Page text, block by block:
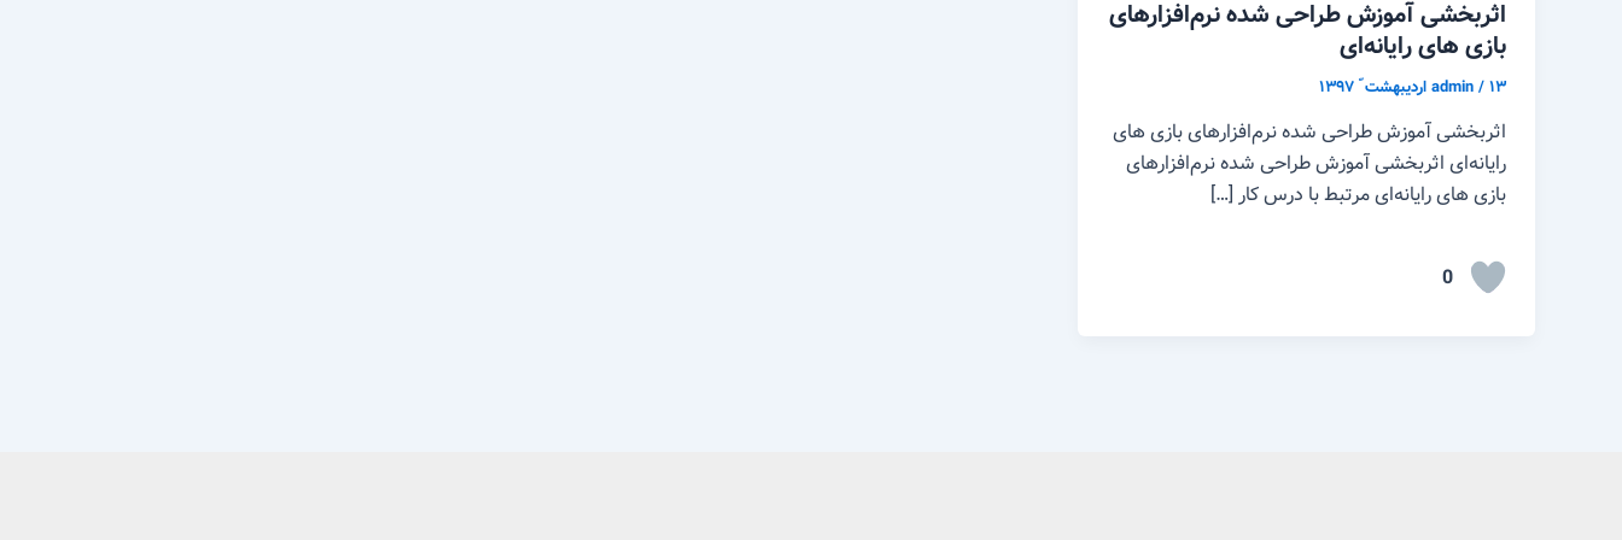
اثربخشی آموزش طراحی شده نرم‌افزارهای
بازی های رایانه‌ای
admin/۱۳ اردیبهشت ّ ۱۳۹۷
اثربخشی آموزش طراحی شده نرم‌افزارهای بازی های
رایانه‌ای اثربخشی آموزش طراحی شده نرم‌افزارهای
بازی های رایانه‌ای مرتبط با درس کار […]
0